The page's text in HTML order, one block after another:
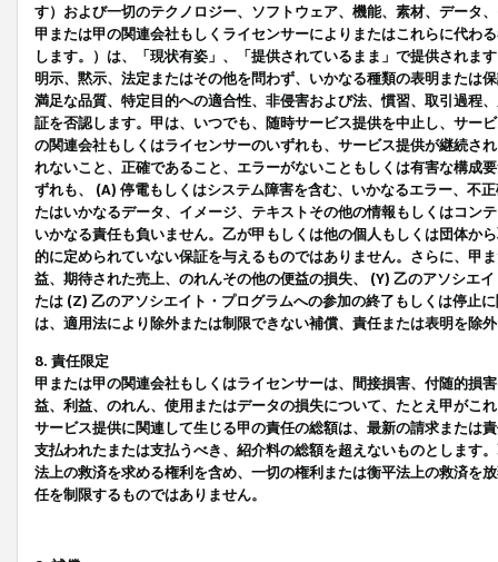
す）および一切のテクノロジー、ソフトウェア、機能、素材、データ
甲または甲の関連会社もしくライセンサーによりまたはこれらに代わ
します。）は、「現状有姿」、「提供されているまま」で提供されま
明示、黙示、法定またはその他を問わず、いかなる種類の表明または
満足な品質、特定目的への適合性、非侵害および法、慣習、取引過程
証を否認します。甲は、いつでも、随時サービス提供を中止し、サー
の関連会社もしくはライセンサーのいずれも、サービス提供が継続さ
れないこと、正確であること、エラーがないこともしくは有害な構成
ずれも、 (A) 停電もしくはシステム障害を含む、いかなるエラー、不
たはいかなるデータ、イメージ、テキストその他の情報もしくはコン
いかなる責任も負いません。乙が甲もしくは他の個人もしくは団体か
的に定められていない保証を与えるものではありません。さらに、甲
益、期待された売上、のれんその他の便益の損失、 (Y) 乙のアソシエ
たは (Z) 乙のアソシエイト・プログラムへの参加の終了もしくは停止
は、適用法により除外または制限できない補償、責任または表明を除
8. 責任限定
甲または甲の関連会社もしくはライセンサーは、間接損害、付随的損
益、利益、のれん、使用またはデータの損失について、たとえ甲がこ
サービス提供に関連して生じる甲の責任の総額は、最新の請求または
支払われたまたは支払うべき、紹介料の総額を超えないものとします
法上の救済を求める権利を含め、一切の権利または衡平法上の救済を
任を制限するものではありません。